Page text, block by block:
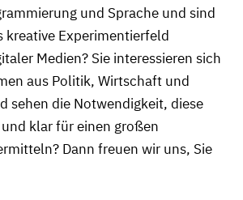
und Sprache und sind
kreative Experimentierfeld
Medien? Sie interessieren sich
aus Politik, Wirtschaft und
sehen die Notwendigkeit, diese
klar für einen großen
Dann freuen wir uns, Sie